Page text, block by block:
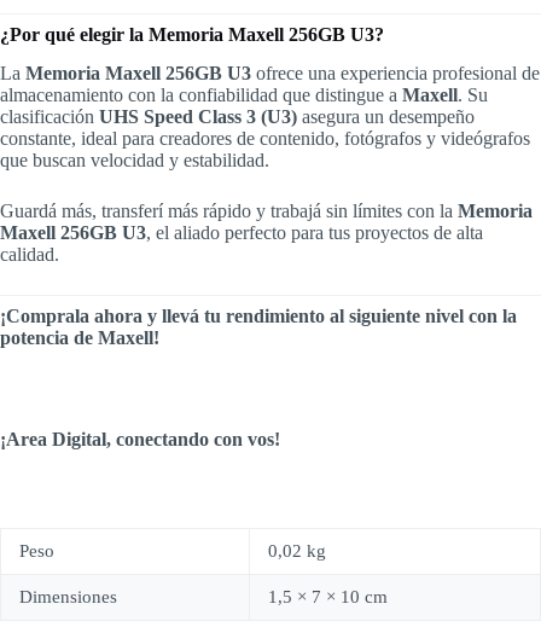
¿Por qué elegir la Memoria Maxell 256GB U3?
La Memoria Maxell 256GB U3 ofrece una experiencia profesional de
almacenamiento con la confiabilidad que distingue a Maxell. Su
clasificación UHS Speed Class 3 (U3) asegura un desempeño
constante, ideal para creadores de contenido, fotógrafos y videógrafos
que buscan velocidad y estabilidad.
Guardá más, transferí más rápido y trabajá sin límites con la Memoria
Maxell 256GB U3, el aliado perfecto para tus proyectos de alta
calidad.
¡Comprala ahora y llevá tu rendimiento al siguiente nivel con la
potencia de Maxell!
¡Area Digital, conectando con vos!
Peso 0,02 kg
Dimensiones 1,5 × 7 × 10 cm